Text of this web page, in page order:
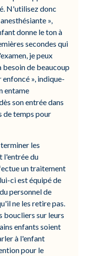
N'utilisez donc
»,
donne le ton à
secondes qui
je peux
besoin de beaucoup
», indique-
entame
son entrée dans
de temps pour
les
l'entrée du
un traitement
ci est équipé de
personnel de
ne les retire pas.
boucliers sur leurs
enfants soient
à l'enfant
pour le